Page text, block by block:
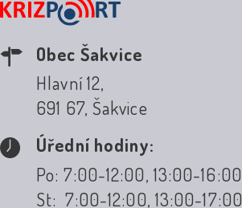
Obec Šakvice
Hlavní 12,
691 67, Šakvice
Úřední hodiny:
Po: 7:00-12:00, 13:00-16:00
St: 7:00-12:00, 13:00-17:00